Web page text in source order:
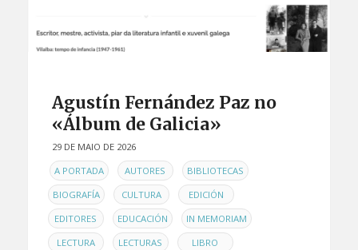
Agustín Fernández Paz no
«Álbum de Galicia»
29 DE MAIO DE 2026
ENA PORTADA , AUTORES , BIBLIOTECAS ,
BIOGRAFÍA , CULTURA , EDICIÓN ,
EDITORES , EDUCACIÓN , IN MEMORIAM ,
LECTURA , LECTURAS , LIBRO ,